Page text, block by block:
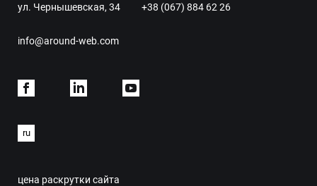
ул. Чернышевская, 34
+38 (067) 884 62 26
info@around-web.com
Facebook
ru
цена раскрутки сайта